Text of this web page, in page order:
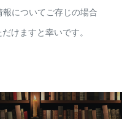
についてご存じの場合
けますと幸いです。